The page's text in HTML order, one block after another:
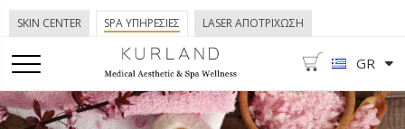
GR
SKIN CENTER SPA ΥΠΗΡΕΣΙΕΣ LASER ΑΠΟΤΡΙΧΩΣΗ